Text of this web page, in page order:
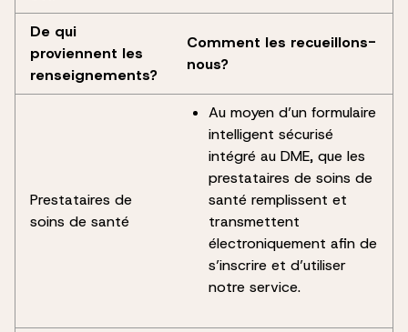
De qui
proviennent les
renseignements?
Comment les recueillons-
nous?
Prestataires de
soins de santé
Au moyen d’un formulaire
intelligent sécurisé
intégré au DME, que les
prestataires de soins de
santé remplissent et
transmettent
électroniquement afin de
s’inscrire et d’utiliser
notre service.